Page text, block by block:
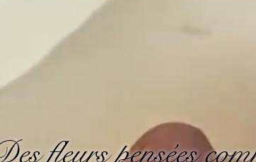
fleurs pensées